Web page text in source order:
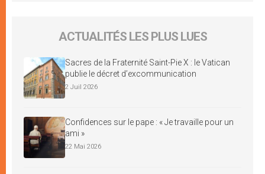
ACTUALITÉS LES PLUS LUES
Sacres de la Fraternité Saint-Pie X : le Vatican
publie le décret d’excommunication
2 Juil 2026
Confidences sur le pape : « Je travaille pour un
ami »
22 Mai 2026